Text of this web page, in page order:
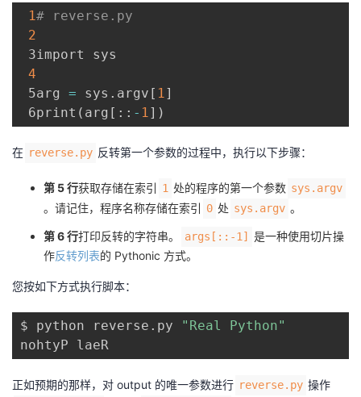
1# reverse.py
2
3import sys
4
5arg = sys . argv [ 1]
6print ( arg [ : : - 1] )
在 reverse.py 反转第一个参数的过程中，执行以下步骤：
第 5 行获取存储在索引 1 处的程序的第一个参数 sys.argv
。请记住，程序名称存储在索引 0 处 sys.argv 。
第 6 行打印反转的字符串。 args[::-1]
是一种使用切片操
作反转列表的 Pythonic 方式。
您按如下方式执行脚本：
$ python reverse.py
"Real Python"
正如预期的那样，对 output 的唯一参数进行 reverse.py 操作